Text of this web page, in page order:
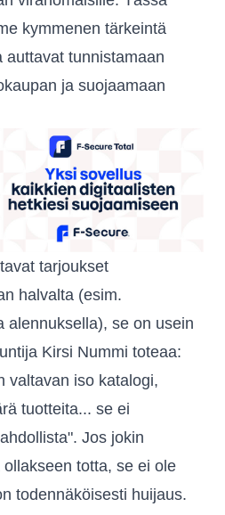
kymmenen tärkeintä
auttavat tunnistamaan
ja suojaamaan
tarjoukset
halvalta (esim.
alennuksella), se on usein
Kirsi Nummi toteaa:
valtavan iso katalogi,
tuotteita... se ei
Jos jokin
totta, se ei ole
todennäköisesti huijaus.